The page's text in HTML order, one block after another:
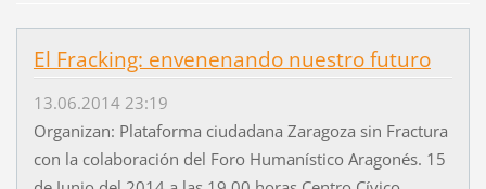
El Fracking: envenenando nuestro futuro
13.06.2014 23:19
Organizan: Plataforma ciudadana Zaragoza sin Fractura
con la colaboración del Foro Humanístico Aragonés. 15